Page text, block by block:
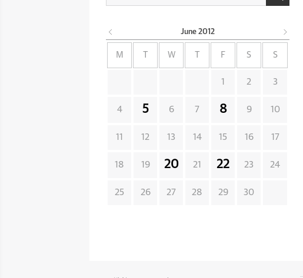
June 2012
M W F S S
1 2 3
4 5 6 7 8 9 10
11 12 13 14 15 16 17
18 19 20 21 22 23 24
25 26 27 28 29 30